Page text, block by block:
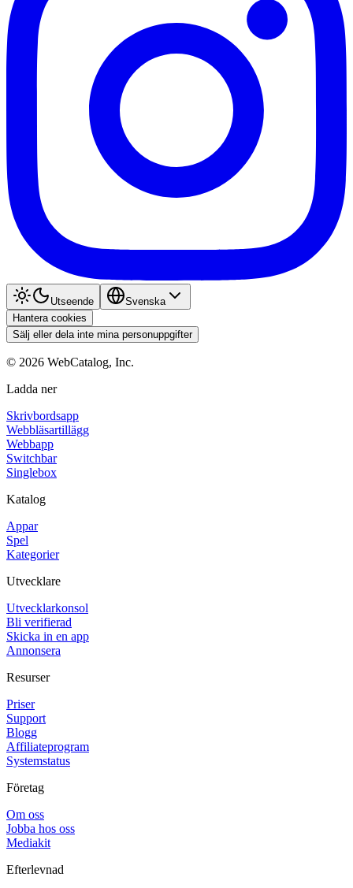
Utseende
Svenska
Hantera cookies
Sälj eller dela inte mina personuppgifter
© 2026 WebCatalog, Inc.
Ladda ner
Skrivbordsapp
Webbläsartillägg
Webbapp
Switchbar
Singlebox
Katalog
Appar
Spel
Kategorier
Utvecklare
Utvecklarkonsol
Bli verifierad
Skicka in en app
Annonsera
Resurser
Priser
Support
Blogg
Affiliateprogram
Systemstatus
Företag
Om oss
Jobba hos oss
Mediakit
Efterlevnad